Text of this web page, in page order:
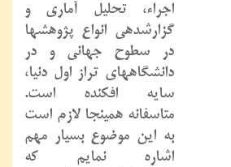
اجراء، تحلیل آماری و
گزارشدهی انواع پژوهشها
در سطوح جهانی و در
دانشگاههای تراز اول دنیا،
سایه افکنده است.
متاسفانه همینجا لازم است
به این موضوع بسیار مهم
اشاره نمایم که